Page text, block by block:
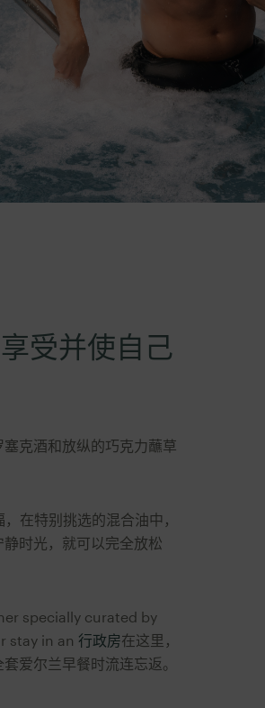
受并使自己
克酒和放纵的巧克力蘸草
在特别挑选的混合油中，
时光，就可以完全放松
specially curated by
stay in an 行政房在这里，
爱尔兰早餐时流连忘返。